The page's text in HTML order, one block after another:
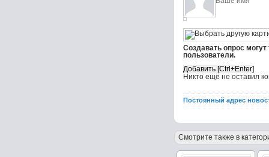
Создавать опрос
пользователи.
Никто ещё не оставил
Постоянный адрес
Смотрите также в